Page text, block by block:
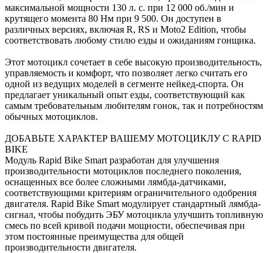
максимальной мощности 130 л. с. при 12 000 об./мин и
крутящего момента 80 Нм при 9 500. Он доступен в
различных версиях, включая R, RS и Moto2 Edition, чтобы
соответствовать любому стилю езды и ожиданиям гонщика.
Этот мотоцикл сочетает в себе высокую производительность,
управляемость и комфорт, что позволяет легко считать его
одной из ведущих моделей в сегменте нейкед-спорта. Он
предлагает уникальный опыт езды, соответствующий как
самым требовательным любителям гонок, так и потребностям
обычных мотоциклов.
ДОБАВЬТЕ ХАРАКТЕР ВАШЕМУ МОТОЦИКЛУ С RAPID
BIKE
Модуль Rapid Bike Smart разработан для улучшения
производительности мотоциклов последнего поколения,
оснащенных все более сложными лямбда-датчиками,
соответствующими критериям ограничительного одобрения
двигателя. Rapid Bike Smart модулирует стандартный лямбда-
сигнал, чтобы побудить ЭБУ мотоцикла улучшить топливную
смесь по всей кривой подачи мощности, обеспечивая при
этом постоянные преимущества для общей
производительности двигателя.